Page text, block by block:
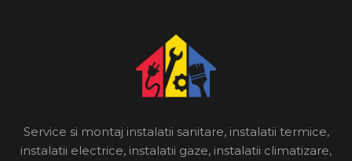
Service si montaj instalatii sanitare, instalatii termice,
instalatii electrice, instalatii gaze, instalatii climatizare,